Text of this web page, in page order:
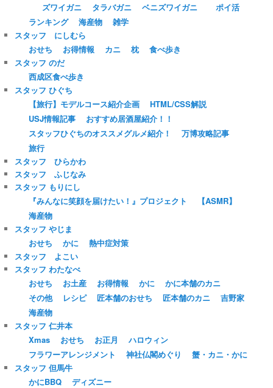
ズワイガニ
タラバガニ ベニズワイガニ
ポイ活
ランキング
海産物
雑学
スタッフ にしむら
おせち
お得情報 カニ 枕
食べ歩き
スタッフ のだ
西成区食べ歩き
スタッフ ひぐち
【旅行】モデルコース紹介企画
HTML/CSS解説
USJ情報記事
おすすめ居酒屋紹介！！
スタッフひぐちのオススメグルメ紹介！
万博攻略記事
旅行
スタッフ ひらかわ
スタッフ ふじなみ
スタッフ もりにし
『みんなに笑顔を届けたい！』プロジェクト
【ASMR】
海産物
スタッフ やじま
おせち
かに
熱中症対策
スタッフ よこい
スタッフ わたなべ
おせち
お土産 お得情報 かに
かに本舗のカニ
その他
レシピ 匠本舗のおせち 匠本舗のカニ
吉野家
海産物
スタッフ 仁井本
Xmas
おせち お正月
ハロウィン
フラワーアレンジメント
神社仏閣めぐり
蟹・カニ・かに
スタッフ 但馬牛
かにBBQ
ディズニー